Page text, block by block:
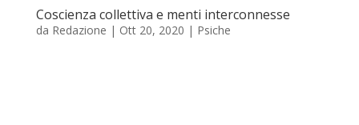
Coscienza collettiva e menti interconnesse
da Redazione | Ott 20, 2020 | Psiche